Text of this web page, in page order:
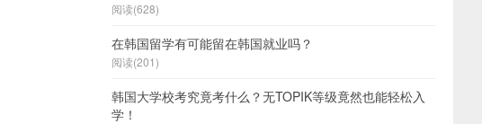
阅读(628)
在韩国留学有可能留在韩国就业吗？
阅读(201)
韩国大学校考究竟考什么？无TOPIK等级竟然也能轻松入
学！